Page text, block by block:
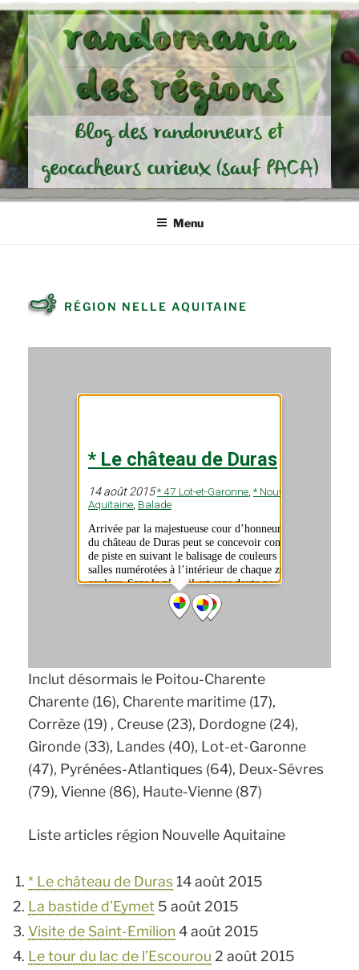
Aller
au
contenu
principal
randomania
des régions
Blog des randonneurs et
geocacheurs curieux (sauf PACA)
Menu
RÉGION NELLE AQUITAINE
Inclut désormais le Poitou-Charente
Charente (16), Charente maritime (17),
Corrèze (19) , Creuse (23), Dordogne (24),
Gironde (33), Landes (40), Lot-et-Garonne
(47), Pyrénées-Atlantiques (64), Deux-Sévres
(79), Vienne (86), Haute-Vienne (87)
Liste articles région Nouvelle Aquitaine
* Le château de Duras 14 août 2015
La bastide d’Eymet 5 août 2015
Visite de Saint-Emilion 4 août 2015
Le tour du lac de l’Escourou 2 août 2015